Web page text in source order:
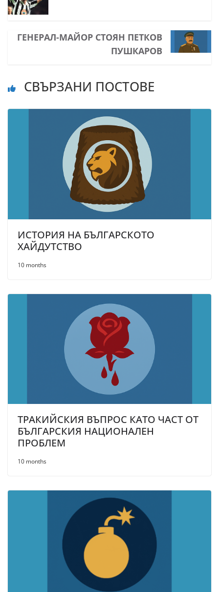
ГЕНЕРАЛ-МАЙОР СТОЯН ПЕТКОВ
ПУШКАРОВ
СВЪРЗАНИ ПОСТОВЕ
ИСТОРИЯ НА БЪЛГАРСКОТО
ХАЙДУТСТВО
10 months
ТРАКИЙСКИЯ ВЪПРОС КАТО ЧАСТ ОТ
БЪЛГАРСКИЯ НАЦИОНАЛЕН
ПРОБЛЕМ
10 months